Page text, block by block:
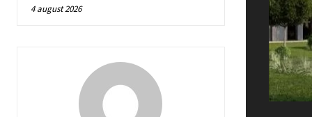
4 august 2026